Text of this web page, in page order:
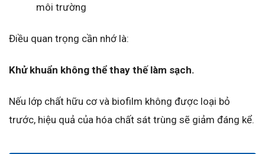
môi trường
Điều quan trọng cần nhớ là:
Khử khuẩn không thể thay thế làm sạch.
Nếu lớp chất hữu cơ và biofilm không được loại bỏ
trước, hiệu quả của hóa chất sát trùng sẽ giảm đáng kể.